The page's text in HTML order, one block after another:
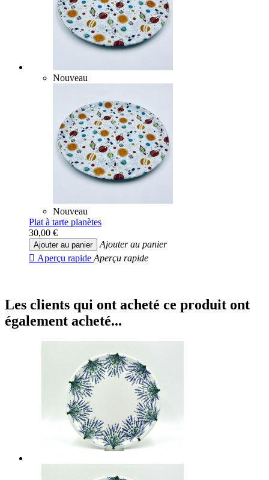
Nouveau
Nouveau
Plat à tarte planètes
30,00 €
Ajouter au panier
Ajouter au panier
 Aperçu rapide Aperçu rapide
Les clients qui ont acheté ce produit ont
également acheté...